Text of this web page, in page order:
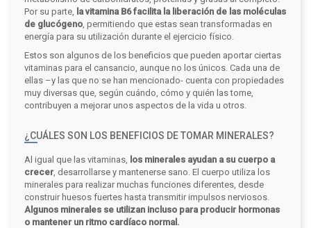
Por su parte,
la vitamina B6 facilita la liberación de las moléculas
de glucógeno , permitiendo que estas sean transformadas en
energía para su utilización durante el ejercicio físico.
Estos son algunos de los beneficios que pueden aportar ciertas
vitaminas para el cansancio, aunque no los únicos. Cada una de
ellas –y las que no se han mencionado- cuenta con propiedades
muy diversas que, según cuándo, cómo y quién las tome,
contribuyen a mejorar unos aspectos de la vida u otros.
¿CUÁLES SON LOS BENEFICIOS DE TOMAR MINERALES?
Al igual que las vitaminas,
los minerales ayudan a su cuerpo a
crecer, desarrollarse y mantenerse sano. El cuerpo utiliza los
minerales para realizar muchas funciones diferentes, desde
construir huesos fuertes hasta transmitir impulsos nerviosos.
Algunos minerales se utilizan incluso para producir hormonas
o mantener un ritmo cardíaco normal.